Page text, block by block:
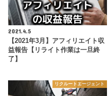
2021.4.5
【2021年3月】アフィリエイト収
益報告【リライト作業は一旦終
了】
リクルートエージェント